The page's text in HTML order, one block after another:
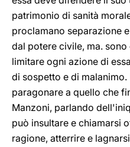
patrimonio di sanità
proclamano separazione
dal potere civile, ma.
limitare ogni azione di
di sospetto e di
paragonare a quello che
Manzoni, parlando
può insultare e chiamarsi
ragione, atterrire e